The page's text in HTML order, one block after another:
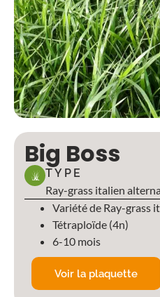
Big Boss
TYPE
Ray-grass italien
Variété de Ray-grass
Tétraploïde (4n)
6-10 mois
Voir la plaquette